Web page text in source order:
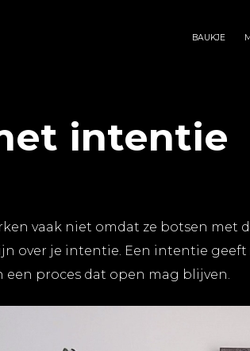
BAUKJE
intentie
vaak niet omdat ze botsen met
over je intentie. Een intentie
een proces dat open mag blijven.